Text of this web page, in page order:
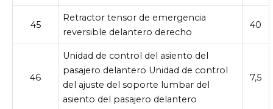
45
Retractor tensor de emergencia
reversible delantero derecho
40
46
Unidad de control del asiento del
pasajero delantero Unidad de control
del ajuste del soporte lumbar del
asiento del pasajero delantero
7,5